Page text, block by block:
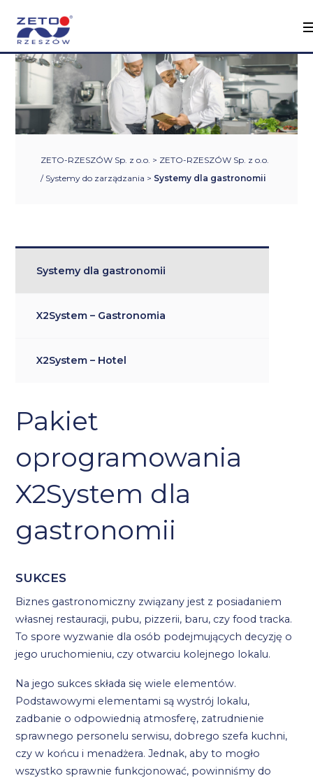
ZETO-RZESZÓW Sp. z o.o. > ZETO-RZESZÓW Sp. z o.o.
/ Systemy do zarządzania > Systemy dla gastronomii
Systemy dla gastronomii
X2System – Gastronomia
X2System – Hotel
Pakiet
oprogramowania
X2System dla
gastronomii
SUKCES
Biznes gastronomiczny związany jest z posiadaniem
własnej restauracji, pubu, pizzerii, baru, czy food tracka.
To spore wyzwanie dla osób podejmujących decyzję o
jego uruchomieniu, czy otwarciu kolejnego lokalu.
Na jego sukces składa się wiele elementów.
Podstawowymi elementami są wystrój lokalu,
zadbanie o odpowiednią atmosferę, zatrudnienie
sprawnego personelu serwisu, dobrego szefa kuchni,
czy w końcu i menadżera. Jednak, aby to mogło
wszystko sprawnie funkcjonować, powinniśmy do